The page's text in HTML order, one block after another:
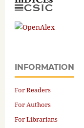
INFORMATION
For Readers
For Authors
For Librarians